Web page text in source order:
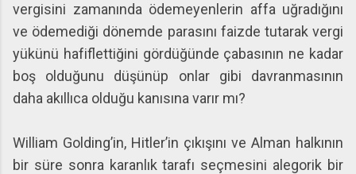
vergisini zamanında ödemeyenlerin affa uğradığını
ve ödemediği dönemde parasını faizde tutarak vergi
yükünü hafiflettiğini gördüğünde çabasının ne kadar
boş olduğunu düşünüp onlar gibi davranmasının
daha akıllıca olduğu kanısına varır mı?
William Golding’in, Hitler’in çıkışını ve Alman halkının
bir süre sonra karanlık tarafı seçmesini alegorik bir